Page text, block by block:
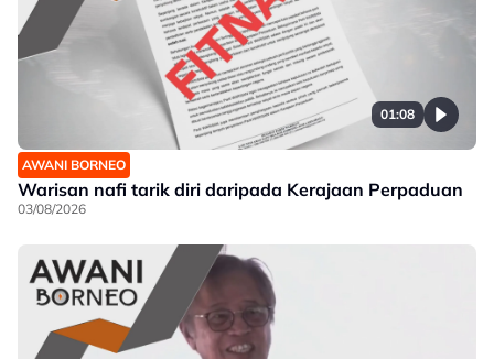
01:08
AWANI BORNEO
Warisan nafi tarik diri daripada Kerajaan Perpaduan
03/08/2026